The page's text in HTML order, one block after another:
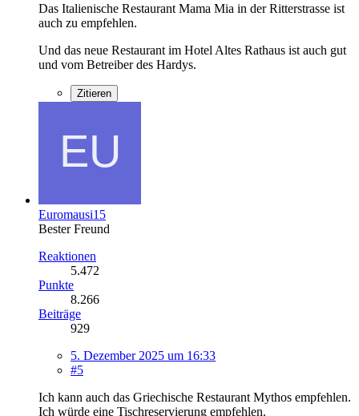
Das Italienische Restaurant Mama Mia in der Ritterstrasse ist
auch zu empfehlen.
Und das neue Restaurant im Hotel Altes Rathaus ist auch gut
und vom Betreiber des Hardys.
Zitieren
Euromausi15
Bester Freund
Reaktionen
5.472
Punkte
8.266
Beiträge
929
5. Dezember 2025 um 16:33
#5
Ich kann auch das Griechische Restaurant Mythos empfehlen.
Ich würde eine Tischreservierung empfehlen.